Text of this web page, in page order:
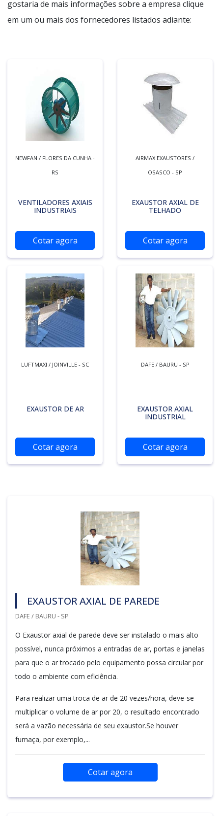
gostaria de mais informações sobre a empresa clique
em um ou mais dos fornecedores listados adiante:
NEWFAN / FLORES DA CUNHA -
RS
VENTILADORES AXIAIS
INDUSTRIAIS
Cotar agora
AIRMAX EXAUSTORES /
OSASCO - SP
EXAUSTOR AXIAL DE
TELHADO
Cotar agora
LUFTMAXI / JOINVILLE - SC
EXAUSTOR DE AR
Cotar agora
DAFE / BAURU - SP
EXAUSTOR AXIAL
INDUSTRIAL
Cotar agora
EXAUSTOR AXIAL DE PAREDE
DAFE / BAURU - SP
O Exaustor axial de parede deve ser instalado o mais alto
possível, nunca próximos a entradas de ar, portas e janelas
para que o ar trocado pelo equipamento possa circular por
todo o ambiente com eficiência.
Para realizar uma troca de ar de 20 vezes/hora, deve-se
multiplicar o volume de ar por 20, o resultado encontrado
será a vazão necessária de seu exaustor.Se houver
fumaça, por exemplo,...
Cotar agora